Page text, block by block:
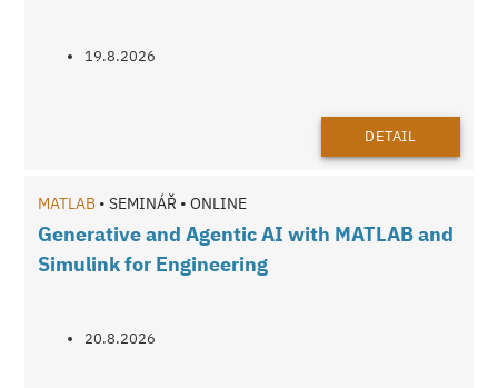
19.8.2026
DETAIL
MATLAB • SEMINÁŘ • ONLINE
Generative and Agentic AI with MATLAB and
Simulink for Engineering
20.8.2026